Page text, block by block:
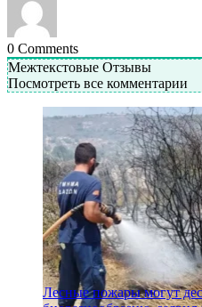
0 Comments
Межтекстовые Отзывы
Посмотреть все комментарии
Лесные пожары могут